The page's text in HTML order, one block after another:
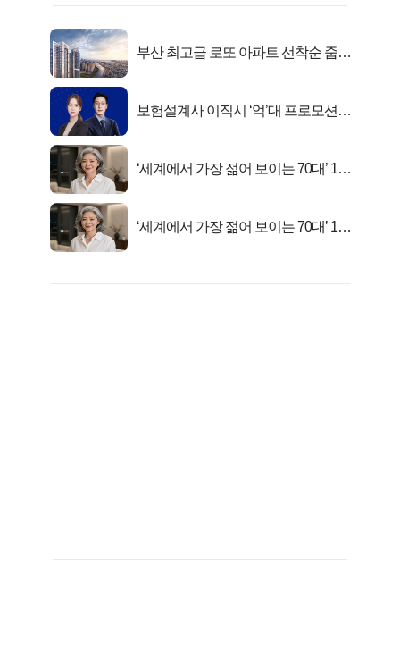
부산 최고급 로또 아파트 선착순 줍줍
보험설계사 이직시 ‘억’대 프로모션!
‘세계에서 가장 젊어 보이는 70대’ 1위
‘세계에서 가장 젊어 보이는 70대’ 1위